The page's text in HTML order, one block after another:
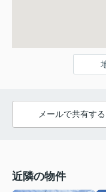
メールで共有する
近隣の物件